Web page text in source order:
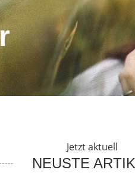
Jetzt aktuell
NEUSTE